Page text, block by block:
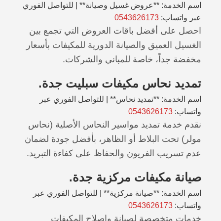
اسم الخدمة: **عروض غسيل وصيانة** | للتواصل الفوري
عبر واتساب: 0543626173
احصل على أفضل باقات العروض التي تجمع بين
الغسيل العميق والصيانة الدورية للمكيفات بأسعار
مخفضة جداً، خاصة للمباني والشركات.
تمديد نحاس مكيفات سبليت جدة.
اسم الخدمة: **تمديد نحاس** | للتواصل الفوري عبر
واتساب: 0543626173
نقدم خدمة تمديد مواسير النحاس الأصلية (نحاس
مولر) تحت البلاط أو الظاهر، بأفضل جودة لضمان
عدم تسريب الفريون والحفاظ على كفاءة التبريد.
صيانة مكيفات مركزية جدة.
اسم الخدمة: **صيانة مركزية** | للتواصل الفوري عبر
واتساب: 0543626173
خدمات متخصصة لصيانة وإصلاح المكيفات